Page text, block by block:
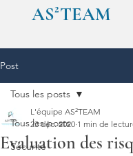
AS²TEAM
Post
Tous les posts
Sécurité
Tous les posts
Evaluation des
L'équipe AS²TEAM
23 déc. 2020 1 min de